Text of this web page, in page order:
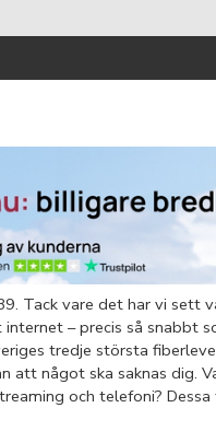
Tack vare det har vi sett
– precis så snabbt
tredje största
något ska saknas dig.
och telefoni?